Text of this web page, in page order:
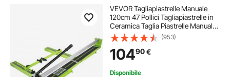
VEVOR Tagliapiastrelle Manuale
120cm 47 Pollici Tagliapiastrelle in
Ceramica Taglia Piastrelle Manuale
in Acciaio
(953)
10490€
Disponibile